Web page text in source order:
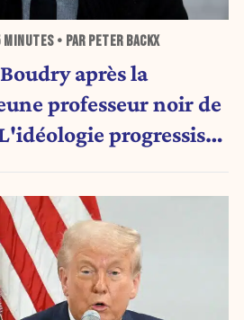
MINUTES• PAR PETER BACKX
après la
professeur noir de
progressiste